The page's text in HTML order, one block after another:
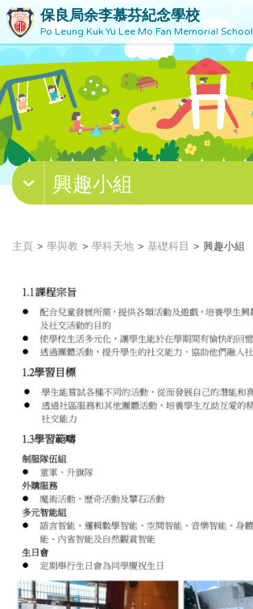
保良局余李慕芬紀念學校
Po Leung Kuk Yu Lee Mo Fan Memorial School
興趣小組
主頁 學與教 學科天地 基礎科目 興趣小組